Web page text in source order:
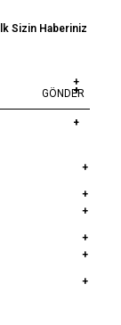
Sizin Haberiniz
GÖNDER